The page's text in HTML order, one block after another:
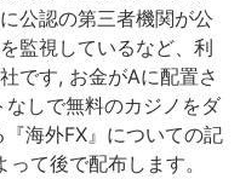
公認の第三者機関が公
監視しているなど、利
です, お金がAに配置さ
なしで無料のカジノをダ
海外FX』についての記
て後で配布します。